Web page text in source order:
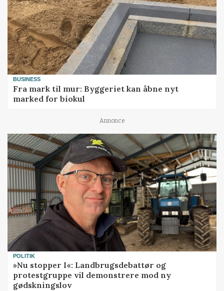
BUSINESS
Fra mark til mur: Byggeriet kan åbne nyt
marked for biokul
Annonce
POLITIK
»Nu stopper I«: Landbrugsdebattør og
protestgruppe vil demonstrere mod ny
gødskningslov